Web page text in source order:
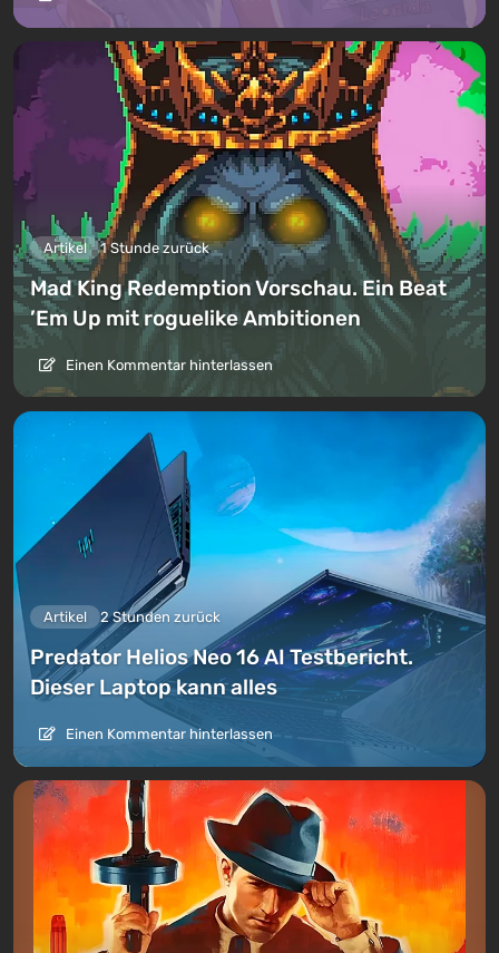
Artikel 1 Stunde zurück
Mad King Redemption Vorschau. Ein Beat
’Em Up mit roguelike Ambitionen
Einen Kommentar hinterlassen
Artikel 2 Stunden zurück
Predator Helios Neo 16 AI Testbericht.
Dieser Laptop kann alles
Einen Kommentar hinterlassen